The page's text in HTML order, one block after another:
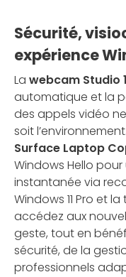
Sécurité,
expérience
La webcam Studio
automatique et la
des appels vidéo
soit
Surface Laptop
Windows Hello
instantanée via
Windows 11 Pro et
accédez aux
geste, tout en
sécurité, de la
professionnels